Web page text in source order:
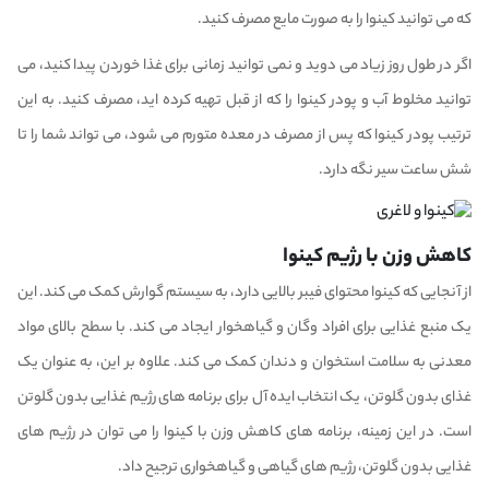
که می توانید کینوا را به صورت مایع مصرف کنید.
اگر در طول روز زیاد می دوید و نمی توانید زمانی برای غذا خوردن پیدا کنید، می
توانید مخلوط آب و پودر کینوا را که از قبل تهیه کرده اید، مصرف کنید. به این
ترتیب پودر کینوا که پس از مصرف در معده متورم می شود، می تواند شما را تا
شش ساعت سیر نگه دارد.
کاهش وزن با رژیم کینوا
از آنجایی که کینوا محتوای فیبر بالایی دارد، به سیستم گوارش کمک می کند. این
یک منبع غذایی برای افراد وگان و گیاهخوار ایجاد می کند. با سطح بالای مواد
معدنی به سلامت استخوان و دندان کمک می کند. علاوه بر این، به عنوان یک
غذای بدون گلوتن، یک انتخاب ایده آل برای برنامه های رژیم غذایی بدون گلوتن
است. در این زمینه، برنامه های کاهش وزن با کینوا را می توان در رژیم های
غذایی بدون گلوتن، رژیم های گیاهی و گیاهخواری ترجیح داد.